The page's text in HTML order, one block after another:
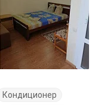
Кондиционер